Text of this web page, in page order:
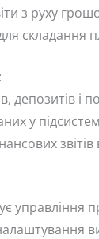
з руху
складання
депозитів і
у
управління